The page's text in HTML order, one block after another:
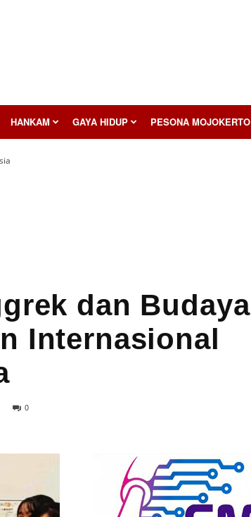
HANKAM GAYA HIDUP PESONA MOJOKERTO
dan Budaya
Internasional
0